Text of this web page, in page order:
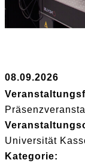
08.09.2026
Universität
Kategorie: